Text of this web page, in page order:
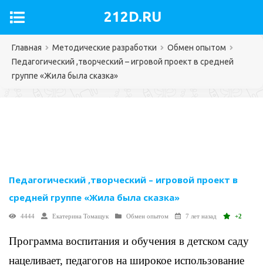
212D.RU
Главная Методические разработки
Обмен опытом
Педагогический ,творческий – игровой проект в средней
группе «Жила была сказка»
Педагогический ,творческий – игровой проект в
средней группе «Жила была сказка»
4444 Екатерина Томащук Обмен опытом 7 лет назад +2
Программа воспитания и обучения в детском саду
нацеливает, педагогов на широкое использование